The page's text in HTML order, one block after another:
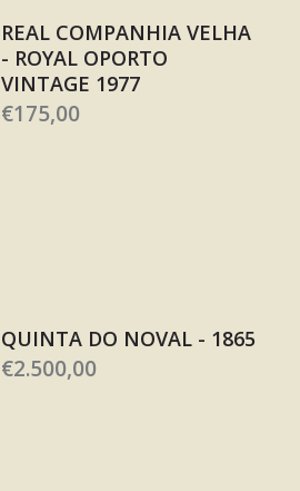
REAL COMPANHIA VELHA
- ROYAL OPORTO
VINTAGE 1977
€175,00
QUINTA DO NOVAL - 1865
€2.500,00